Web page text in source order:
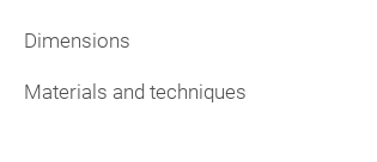
Dimensions
Materials and techniques